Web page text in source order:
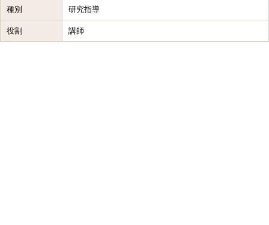
種別 研究指導
役割 講師